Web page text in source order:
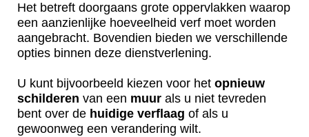
Het betreft doorgaans grote oppervlakken waarop
een aanzienlijke hoeveelheid verf moet worden
aangebracht. Bovendien bieden we verschillende
opties binnen deze dienstverlening.
U kunt bijvoorbeeld kiezen voor het opnieuw
schilderen van een muur als u niet tevreden
bent over de huidige verflaag of als u
gewoonweg een verandering wilt.